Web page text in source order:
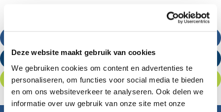
Deze website maakt gebruik van cookies
We gebruiken cookies om content en advertenties te
personaliseren, om functies voor social media te bieden
en om ons websiteverkeer te analyseren. Ook delen we
informatie over uw gebruik van onze site met onze
Offerte aanvragen